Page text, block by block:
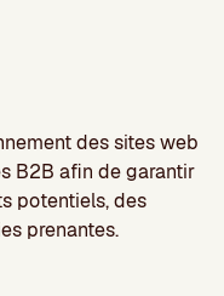
des sites web
B2B afin de garantir
potentiels, des
prenantes.